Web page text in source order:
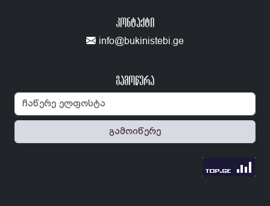
ᲙᲝᲜᲢᲐᲥᲢᲘ
info@bukinistebi.ge
გამოწერა
გამოიწერე